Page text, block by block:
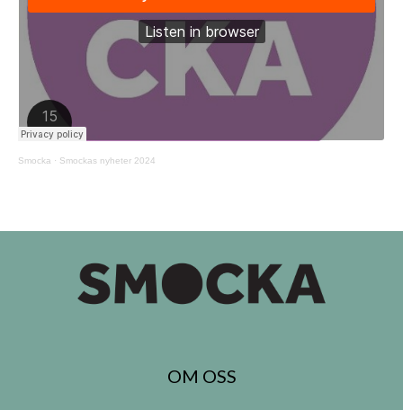
Smocka · Smockas nyheter 2024
OM OSS